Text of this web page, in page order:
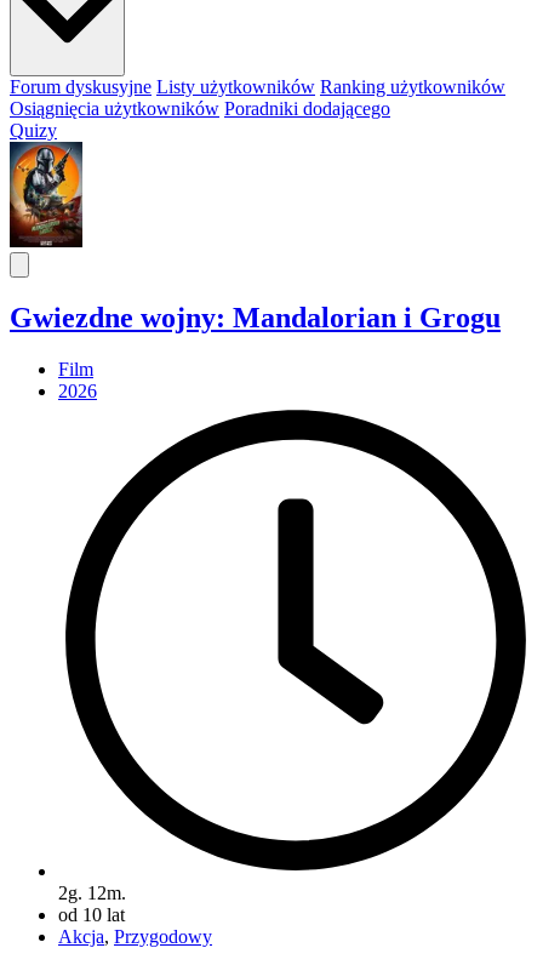
Forum dyskusyjne Listy użytkowników Ranking użytkowników
Osiągnięcia użytkowników Poradniki dodającego
Quizy
Gwiezdne wojny: Mandalorian i Grogu
Film
2026
2g. 12m.
od 10 lat
Akcja, Przygodowy